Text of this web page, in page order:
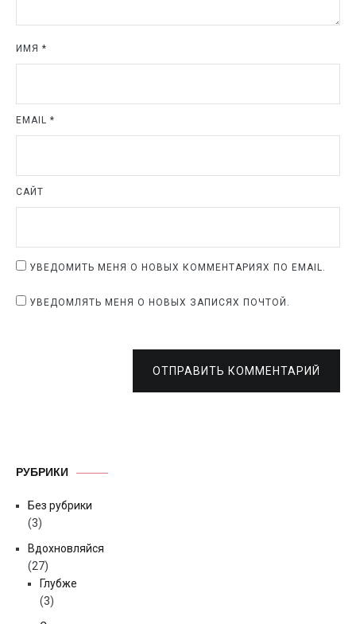
ИМЯ *
EMAIL *
САЙТ
УВЕДОМИТЬ МЕНЯ О НОВЫХ КОММЕНТАРИЯХ ПО EMAIL.
УВЕДОМЛЯТЬ МЕНЯ О НОВЫХ ЗАПИСЯХ ПОЧТОЙ.
ОТПРАВИТЬ КОММЕНТАРИЙ
РУБРИКИ
Без рубрики
(3)
Вдохновляйся
(27)
Глубже
(3)